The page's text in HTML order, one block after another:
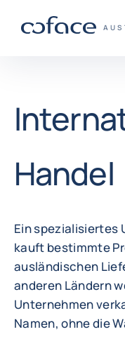
Zurück zur Startseite
Handel
Ein spezialisiertes
kauft bestimmte
ausländischen
anderen Ländern
Unternehmen
Namen, ohne die